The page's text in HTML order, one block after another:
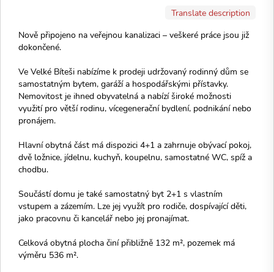
Translate description
Nově připojeno na veřejnou kanalizaci – veškeré práce jsou již
dokončené.
Ve Velké Bíteši nabízíme k prodeji udržovaný rodinný dům se
samostatným bytem, garáží a hospodářskými přístavky.
Nemovitost je ihned obyvatelná a nabízí široké možnosti
využití pro větší rodinu, vícegenerační bydlení, podnikání nebo
pronájem.
Hlavní obytná část má dispozici 4+1 a zahrnuje obývací pokoj,
dvě ložnice, jídelnu, kuchyň, koupelnu, samostatné WC, spíž a
chodbu.
Součástí domu je také samostatný byt 2+1 s vlastním
vstupem a zázemím. Lze jej využít pro rodiče, dospívající děti,
jako pracovnu či kancelář nebo jej pronajímat.
Celková obytná plocha činí přibližně 132 m², pozemek má
výměru 536 m².